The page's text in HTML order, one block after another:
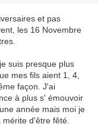
et pas
les 16 Novembre
suis presque plus
mes fils aient 1, 4,
façon. J'ai
à plus s' émouvoir
année mais moi je
d'être fêté.